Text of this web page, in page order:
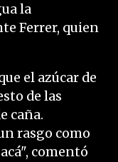
la
Ferrer, quien
el azúcar de
de las
caña.
rasgo como
comentó